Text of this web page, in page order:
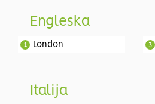
Engleska
London
1 3
Italija